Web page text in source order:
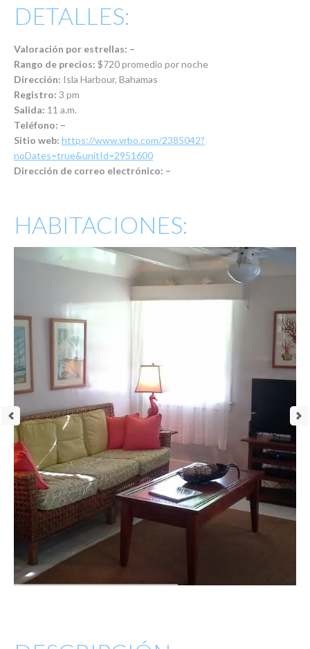
DETALLES:
Valoración por estrellas: –
Rango de precios: $720 promedio por noche
Dirección: Isla Harbour, Bahamas
Registro: 3 pm
Salida: 11 a.m.
Teléfono: –
Sitio web: https://www.vrbo.com/2385042?
noDates=true&unitId=2951600
Dirección de correo electrónico: –
HABITACIONES: